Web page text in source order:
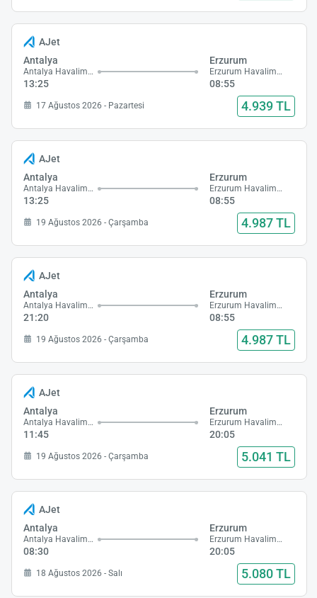
AJet
Antalya
Antalya Havalimanı
13:25
Erzurum
Erzurum Havalimanı
08:55
17 Ağustos 2026 - Pazartesi 4.939 TL
AJet
Antalya
Antalya Havalimanı
13:25
Erzurum
Erzurum Havalimanı
08:55
19 Ağustos 2026 - Çarşamba 4.987 TL
AJet
Antalya
Antalya Havalimanı
21:20
Erzurum
Erzurum Havalimanı
08:55
19 Ağustos 2026 - Çarşamba 4.987 TL
AJet
Antalya
Antalya Havalimanı
11:45
Erzurum
Erzurum Havalimanı
20:05
19 Ağustos 2026 - Çarşamba 5.041 TL
AJet
Antalya
Antalya Havalimanı
08:30
Erzurum
Erzurum Havalimanı
20:05
18 Ağustos 2026 - Salı 5.080 TL